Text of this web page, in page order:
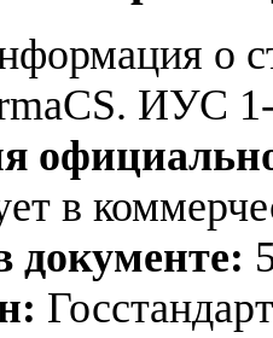
о
ИУС
в
документе: